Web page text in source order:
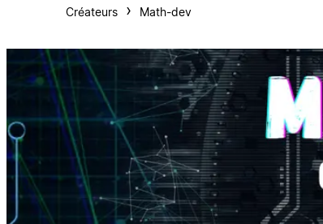
Créateurs Math-dev